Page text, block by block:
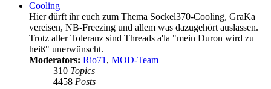
Cooling
Hier dürft ihr euch zum Thema Sockel370-Cooling, GraKa
vereisen, NB-Freezing und allem was dazugehört auslassen.
Trotz aller Toleranz sind Threads a'la "mein Duron wird zu
heiß" unerwünscht.
Moderators: Rio71, MOD-Team
310 Topics
4458 Posts